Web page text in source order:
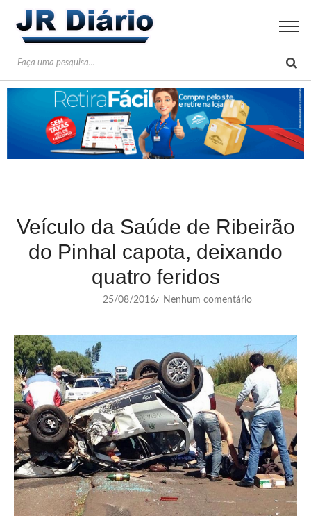
Veículo da Saúde de Ribeirão
do Pinhal capota, deixando
quatro feridos
25/08/2016/ Nenhum comentário